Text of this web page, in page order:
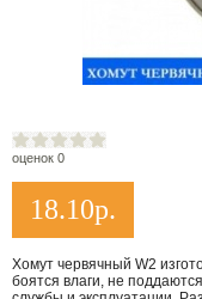
оценок 0
18.10р.
Хомут червячный W2
боятся влаги, не